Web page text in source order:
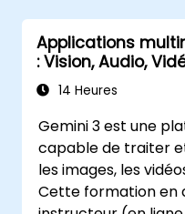
Applications
: Vision, Audio,
14 Heures
Gemini 3 est une
capable de traiter
les images, les
Cette formation en